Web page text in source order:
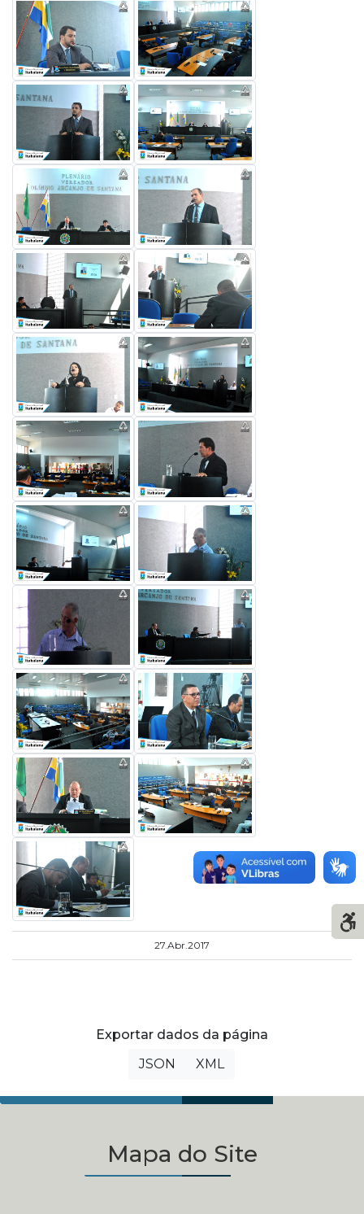
27.Abr.2017
Exportar dados da página
JSON
XML
Mapa do Site